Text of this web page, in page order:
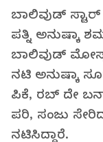
ಬಾಲಿವುಡ್ ಸ್ಟಾರ್
ಪತ್ನಿ ಅನುಷ್ಕಾ
ಬಾಲಿವುಡ್
ನಟಿ ಅನುಷ್ಕಾ
ಪಿಕೆ, ರಬ್ ದೇ
ಪರಿ, ಸಂಜು
ನಟಿಸಿದ್ದಾರೆ.